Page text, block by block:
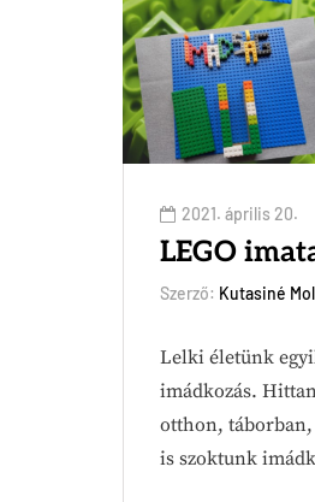
2021. április 20.
LEGO
Szerző: Kutasiné
Lelki életünk
imádkozás.
otthon, táborban,
is szoktunk